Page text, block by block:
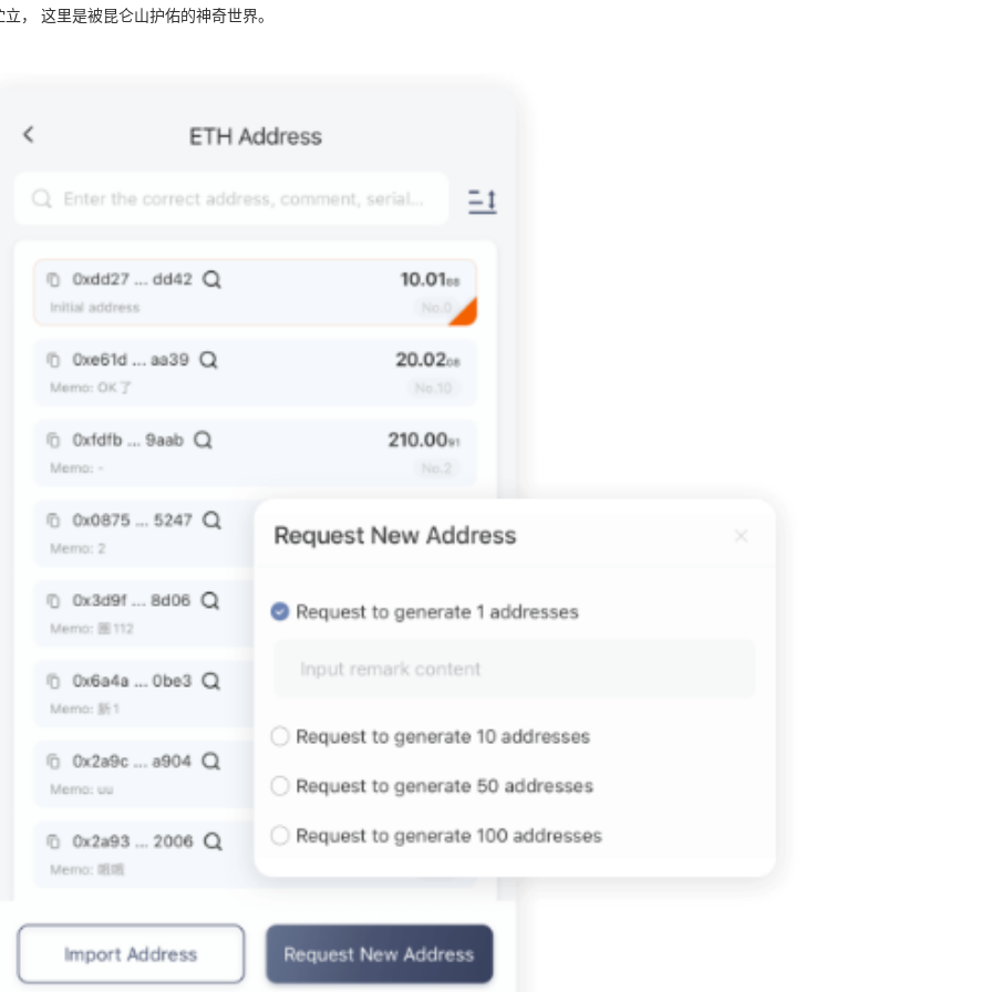
， 这里是被昆仑山护佑的神奇世界。